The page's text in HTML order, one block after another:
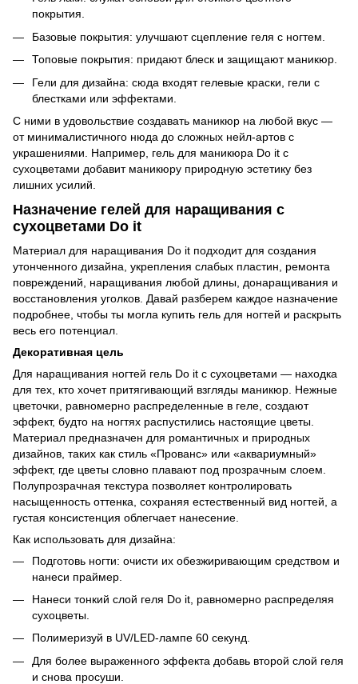
покрытия.
Базовые покрытия: улучшают сцепление геля с ногтем.
Топовые покрытия: придают блеск и защищают маникюр.
Гели для дизайна: сюда входят гелевые краски, гели с
блестками или эффектами.
С ними в удовольствие создавать маникюр на любой вкус —
от минималистичного нюда до сложных нейл-артов с
украшениями. Например, гель для маникюра Do it с
сухоцветами добавит маникюру природную эстетику без
лишних усилий.
Назначение гелей для наращивания с
сухоцветами Do it
Материал для наращивания Do it подходит для создания
утонченного дизайна, укрепления слабых пластин, ремонта
повреждений, наращивания любой длины, донаращивания и
восстановления уголков. Давай разберем каждое назначение
подробнее, чтобы ты могла купить гель для ногтей и раскрыть
весь его потенциал.
Декоративная цель
Для наращивания ногтей гель Do it с сухоцветами — находка
для тех, кто хочет притягивающий взгляды маникюр. Нежные
цветочки, равномерно распределенные в геле, создают
эффект, будто на ногтях распустились настоящие цветы.
Материал предназначен для романтичных и природных
дизайнов, таких как стиль «Прованс» или «аквариумный»
эффект, где цветы словно плавают под прозрачным слоем.
Полупрозрачная текстура позволяет контролировать
насыщенность оттенка, сохраняя естественный вид ногтей, а
густая консистенция облегчает нанесение.
Как использовать для дизайна:
Подготовь ногти: очисти их обезжиривающим средством и
нанеси праймер.
Нанеси тонкий слой геля Do it, равномерно распределяя
сухоцветы.
Полимеризуй в UV/LED-лампе 60 секунд.
Для более выраженного эффекта добавь второй слой геля
и снова просуши.